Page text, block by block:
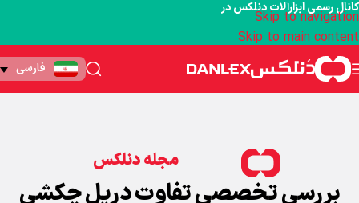
Skip to navigation
Skip to main content
فارسی
مجله دنلکس
بررسی تخصصی تفاوت دریل چکشی
کانال رسمی ابزارآلات دنلکس در